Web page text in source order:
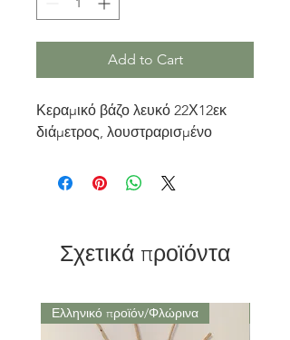
Add to Cart
Κεραμικό βάζο λευκό 22Χ12εκ
διάμετρος, λουστραρισμένο
Σχετικά προϊόντα
Ελληνικό προϊόν/Φλώρινα